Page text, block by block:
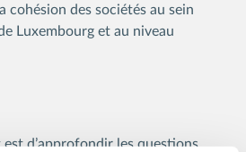
cohésion des sociétés au sein
Luxembourg et au niveau
d’approfondir les questions